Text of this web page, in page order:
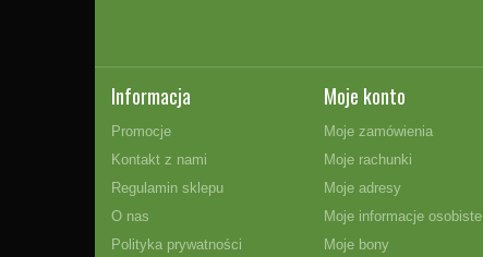
Informacja
Promocje
Kontakt z nami
Regulamin sklepu
O nas
Polityka prywatności
Moje konto
Moje zamówienia
Moje rachunki
Moje adresy
Moje informacje osobiste
Moje bony